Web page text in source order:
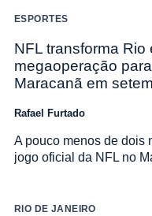
ESPORTES
NFL transforma Rio
megaoperação
Maracanã em
Rafael Furtado
A pouco menos de dois
jogo oficial da NFL no
RIO DE JANEIRO